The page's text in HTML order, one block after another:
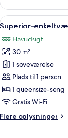
dobbeltværelse
Indlæs
alle
billeder
af
Superior-
enkeltværelse
-
havudsigt
5
Superior-
Havudsigt
30 m²
1 soveværelse
Plads til 1 person
1 queensize-seng
Gratis Wi-Fi
Flere oplysninger
Flere